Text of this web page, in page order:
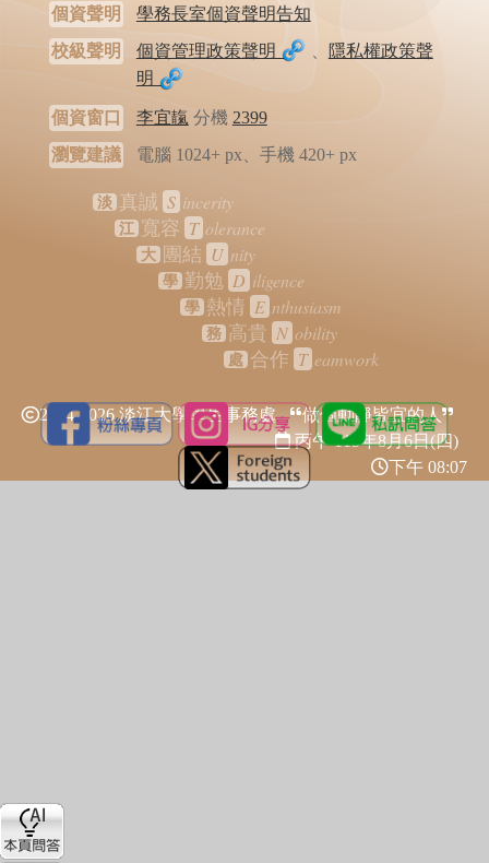
個資聲明
學務長室個資聲明告知
校級聲明
個資管理政策聲明
隱私權政策聲
明
個資窗口 李宜靝 分機 2399
瀏覽建議
電腦 1024+ px、手機 420+ px
淡 真誠 S incerity
江 寬容 T olerance
大 團結 U nity
學 勤勉 D iligence
學 熱情 E nthusiasm
務 高貴 N obility
處 合作 T eamwork
2024-2026 淡江大學學生事務處
做個動靜皆宜的人
丙午 115年8月6日(四)
下午 08:07